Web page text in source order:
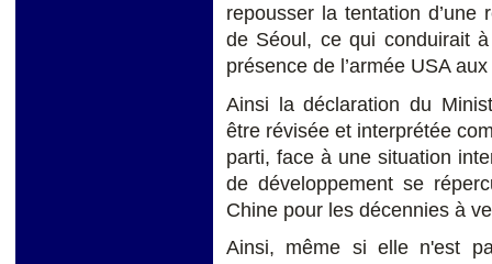
repousser la tentation d’une
de Séoul, ce qui conduirait
présence de l’armée USA
Ainsi la déclaration du
être révisée et interprétée
parti, face à une situation
de développement se
Chine pour les décennies à
Ainsi, même si elle n'est